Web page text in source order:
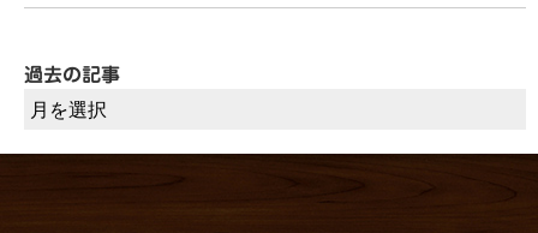
過去の記事